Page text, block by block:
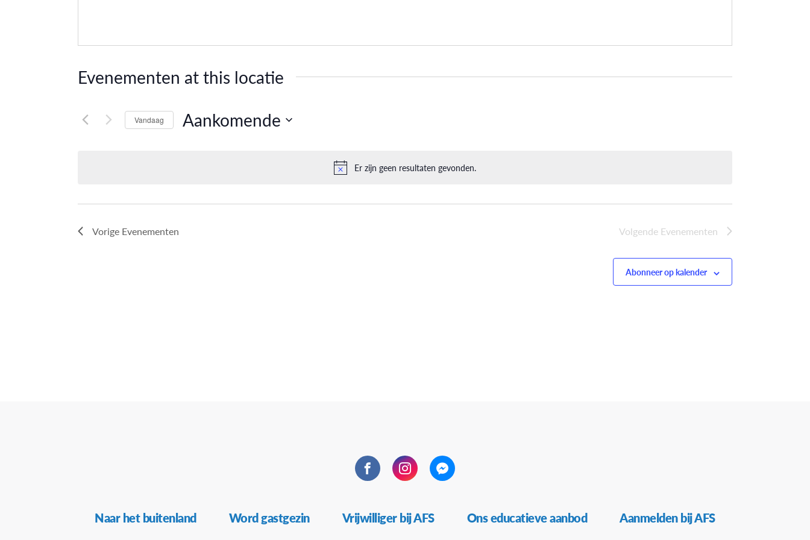
Bericht
Er zijn geen resultaten gevonden.
Evenementen at this locatie
Vandaag Aankomende
Vorige Evenementen Volgende Evenementen
Abonneer op kalender
FacebookInstagramMessenger
Naar het buitenland Word gastgezin Vrijwilliger bij AFS Ons educatieve aanbod Aanmelden bij AFS